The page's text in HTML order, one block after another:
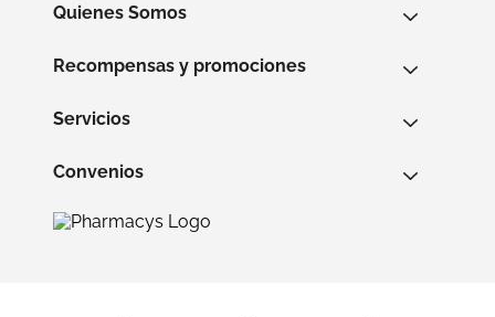
Quienes Somos
Recompensas y promociones
Servicios
Convenios